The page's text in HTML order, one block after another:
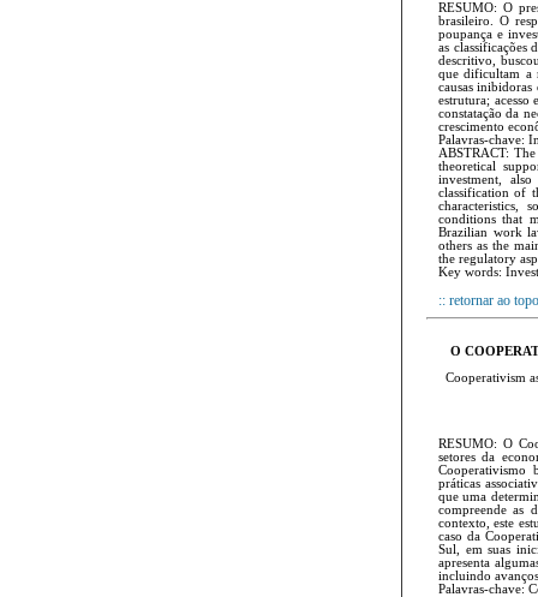
RESUMO: O
brasileiro. O
poupança e
as classificações
descritivo,
que dificultam a
causas
estrutura;
constatação da
crescimento
Palavras-chave:
ABSTRACT:
theoretical
investment,
classification of
characteristics,
conditions that
Brazilian work
others as the
the regulatory
Key words:
:: retornar ao topo
O
Cooperativism
RESUMO: O
setores da
Coope­rativismo
práticas
que uma
compreende as
contexto, este
caso da
Sul, em suas
apresenta
incluindo
Palavras-chave: